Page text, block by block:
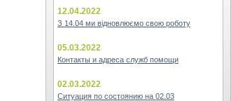
12.04.2022
З 14.04 ми відновлюємо свою роботу
05.03.2022
Контакты и адреса служб помощи
02.03.2022
Ситуация по состоянию на 02.03